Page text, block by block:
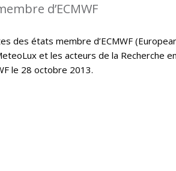
d’ECMWF
des états membre d’ECMWF
et les acteurs de la Recherche
le 28 octobre 2013.